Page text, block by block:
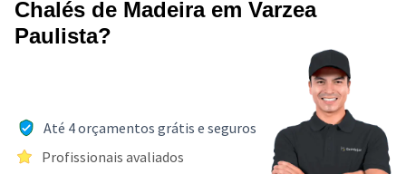
Chalés de Madeira em Varzea
Paulista?
Até 4 orçamentos grátis e seguros
Profissionais avaliados